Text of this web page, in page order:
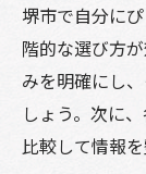
堺市で自分に
階的な選び方
みを明確にし
しょう。次に
比較して情報を